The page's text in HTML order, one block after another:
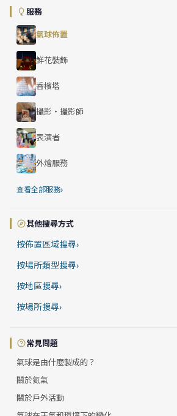
服務
氣球佈置
鮮花裝飾
香檳塔
攝影・攝影師
表演者
外燴服務
查看全部服務›
其他搜尋方式
按佈置區域搜尋›
按場所類型搜尋›
按地區搜尋›
按場所搜尋›
常見問題
氣球是由什麼製成的？
關於氦氣
關於戶外活動